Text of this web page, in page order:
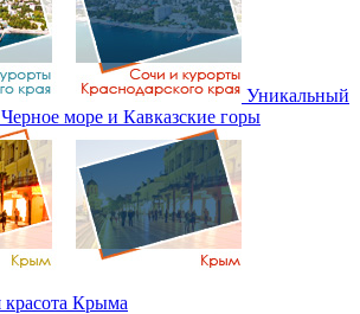
Уникальный
море и Кавказские горы
красота Крыма